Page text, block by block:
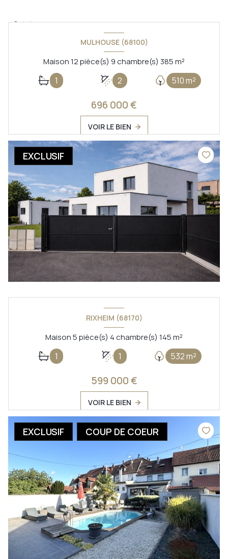
MULHOUSE (68100)
Maison 12 pièce(s) 9 chambre(s) 385 m²
1 2 510 m²
696 000 €
VOIR LE BIEN
EXCLUSIF
RIXHEIM (68170)
Maison 5 pièce(s) 4 chambre(s) 145 m²
1 1 532 m²
599 000 €
VOIR LE BIEN
EXCLUSIF COUP DE COEUR